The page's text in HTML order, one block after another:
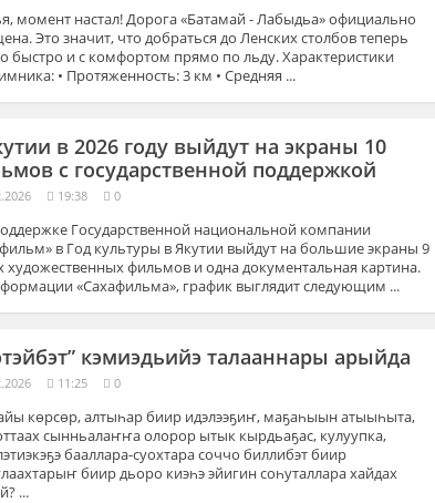
момент настал! Дорога «Батамай - Лабыдьа» официально
Это значит, что добраться до Ленских столбов теперь
быстро и с комфортом прямо по льду. Характеристики
• Протяженность: 3 км • Средняя ...
в 2026 году выйдут на экраны 10
с государственной поддержкой
19:38 0
Государственной национальной компании
в Год культуры в Якутии выйдут на большие экраны 9
художественных фильмов и одна документальная картина.
«Сахафильма», график выглядит следующим ...
кэмиэдьийэ талааннары арыйда
11:25 0
көрсөр, алтыһар биир идэлээҕиҥ, маҕаһыын атыыһыта,
сынньалаҥҥа олорор ытык кырдьаҕас, кулуупка,
бааллара-суохтара соччо биллибэт биир
биир дьоро киэһэ эйигин соһуталлара хайдах
...